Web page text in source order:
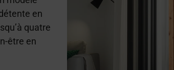
en
quatre
être en